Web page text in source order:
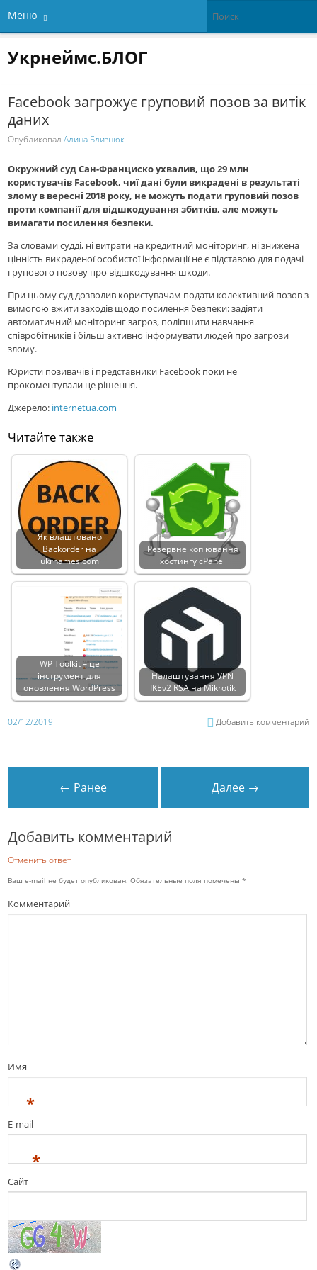
Меню
Укрнеймс.БЛОГ
Facebook загрожує груповий позов за витік
даних
ОпубликовалАлина Близнюк
Окружний суд Сан-Франциско ухвалив, що 29 млн
користувачів Facebook, чиї дані були викрадені в результаті
злому в вересні 2018 року, не можуть подати груповий позов
проти компанії для відшкодування збитків, але можуть
вимагати посилення безпеки.
За словами судді, ні витрати на кредитний моніторинг, ні знижена
цінність викраденої особистої інформації не є підставою для подачі
групового позову про відшкодування шкоди.
При цьому суд дозволив користувачам подати колективний позов з
вимогою вжити заходів щодо посилення безпеки: задіяти
автоматичний моніторинг загроз, поліпшити навчання
співробітників і більш активно інформувати людей про загрози
злому.
Юристи позивачів і представники Facebook поки не
прокоментували це рішення.
Джерело: internetua.com
Читайте также
Як влаштовано
Backorder на
ukrnames.com
Резервне копіювання
хостингу cPanel
WP Toolkit – це
інструмент для
оновлення WordPress
Налаштування VPN
IKEv2 RSA на Mikrotik
02/12/2019 Добавить комментарий
← Ранее Далее →
Добавить комментарий
Отменить ответ
Ваш e-mail не будет опубликован. Обязательные поля помечены*
Комментарий
Имя
*
E-mail
*
Сайт